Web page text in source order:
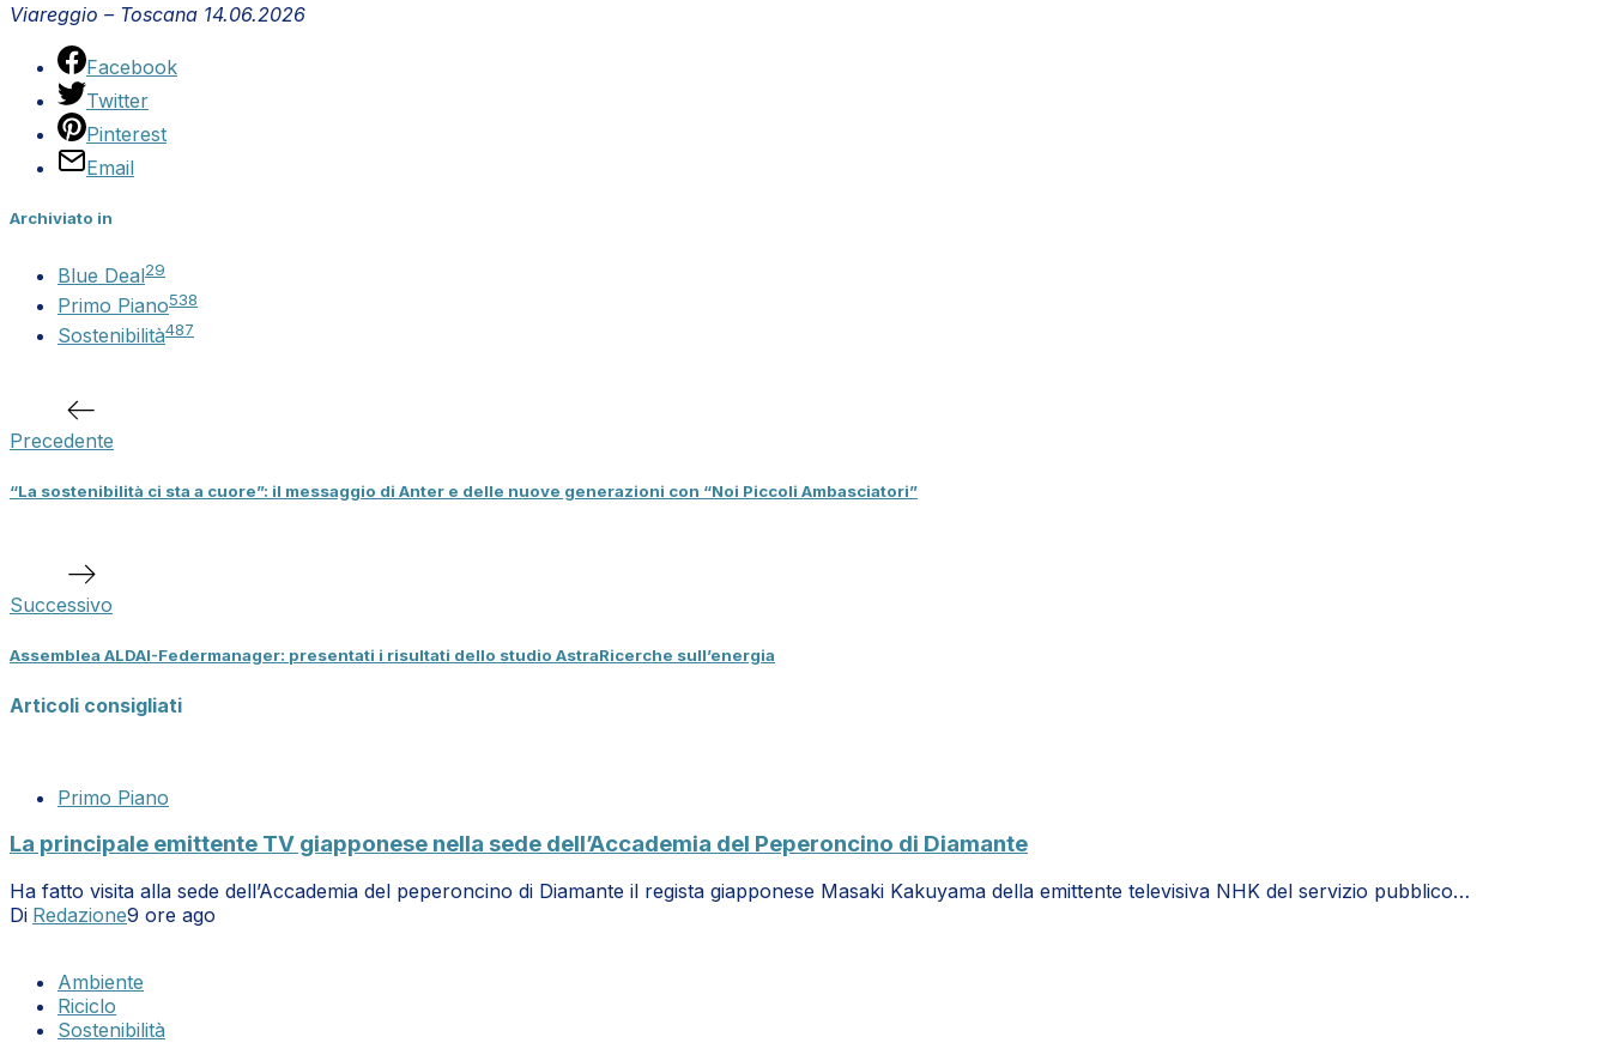
Viareggio – Toscana 14.06.2026
Facebook
Twitter
Pinterest
Email
Archiviato in
Blue Deal29
Primo Piano538
Sostenibilità487
Precedente
“La sostenibilità ci sta a cuore”: il messaggio di Anter e delle nuove generazioni con “Noi Piccoli Ambasciatori”
Successivo
Assemblea ALDAI-Federmanager: presentati i risultati dello studio AstraRicerche sull’energia
Articoli consigliati
Primo Piano
La principale emittente TV giapponese nella sede dell’Accademia del Peperoncino di Diamante
Ha fatto visita alla sede dell’Accademia del peperoncino di Diamante il regista giapponese Masaki Kakuyama della emittente televisiva NHK del servizio pubblico…
Di Redazione9 ore ago
Ambiente
Riciclo
Sostenibilità